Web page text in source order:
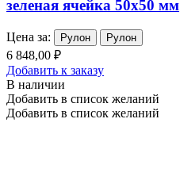
зеленая ячейка 50х50 мм
Цена за: Рулон Рулон
6 848,00 ₽
Добавить к заказу
В наличии
Добавить в список желаний
Добавить в список желаний